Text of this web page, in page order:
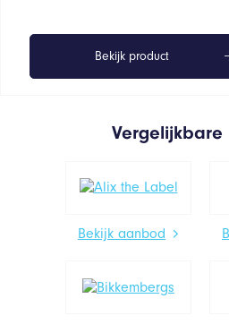
Bekijk product
Vergelijkbare
Bekijk aanbod